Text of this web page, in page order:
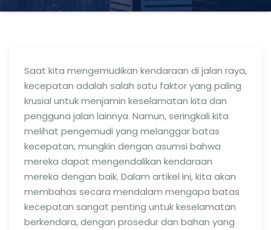
Saat kita mengemudikan kendaraan di jalan raya,
kecepatan adalah salah satu faktor yang paling
krusial untuk menjamin keselamatan kita dan
pengguna jalan lainnya. Namun, seringkali kita
melihat pengemudi yang melanggar batas
kecepatan, mungkin dengan asumsi bahwa
mereka dapat mengendalikan kendaraan
mereka dengan baik. Dalam artikel ini, kita akan
membahas secara mendalam mengapa batas
kecepatan sangat penting untuk keselamatan
berkendara, dengan prosedur dan bahan yang